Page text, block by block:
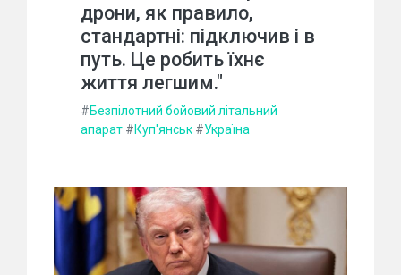
дрони, як правило,
стандартні: підключив і в
путь. Це робить їхнє
життя легшим."
#Безпілотний бойовий літальний
апарат #Куп'янськ #Україна